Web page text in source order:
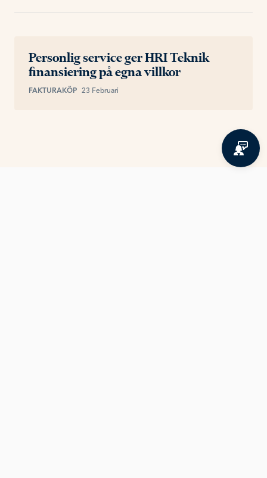
Personlig service ger HRI Teknik
finansiering på egna villkor
FAKTURAKÖP 23 Februari